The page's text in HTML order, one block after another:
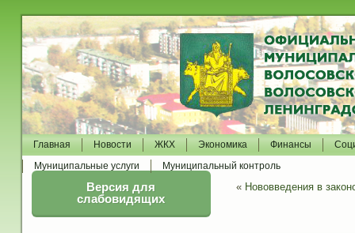
Главная Новости ЖКХ Экономика Финансы
Муниципальные услуги
Муниципальный контроль
Версия для
слабовидящих
« Нововведения в